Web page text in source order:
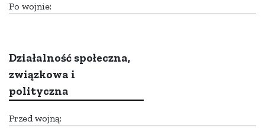
Po wojnie:
Działalność społeczna,
związkowa i
polityczna
Przed wojną: